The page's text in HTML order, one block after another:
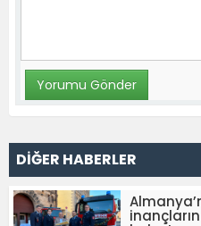
DİĞER HABERLER